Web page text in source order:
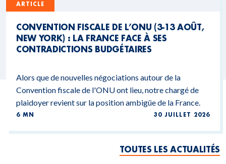
ARTICLE
CONVENTION FISCALE DE L’ONU (3-13 AOÛT,
NEW YORK) : LA FRANCE FACE À SES
CONTRADICTIONS BUDGÉTAIRES
Alors que de nouvelles négociations autour de la
Convention fiscale de l'ONU ont lieu, notre chargé de
plaidoyer revient sur la position ambigüe de la France.
6 MN 30 JUILLET 2026
TOUTES LES ACTUALITÉS